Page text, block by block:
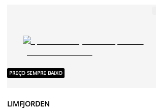
PREÇO SEMPRE BAIXO
LIMFJORDEN